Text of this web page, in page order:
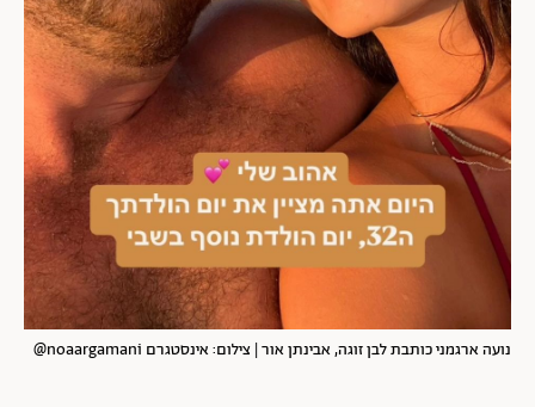
נועה ארגמני כותבת לבן זוגה, אבינתן אור | צילום: אינסטגרם noaargamani@